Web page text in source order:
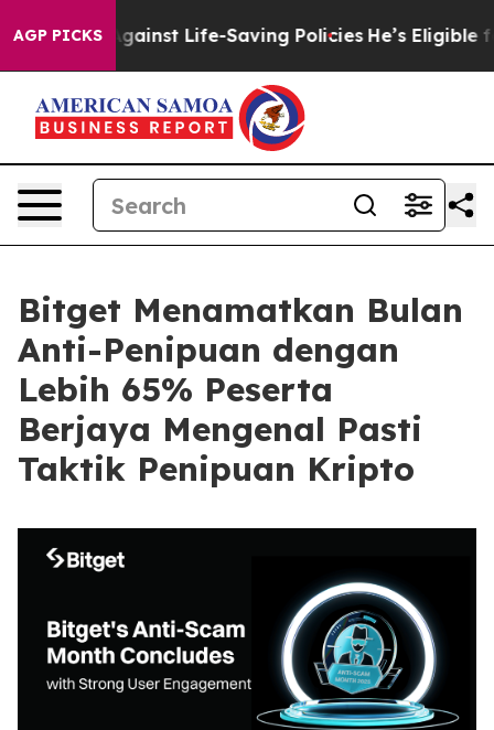
AGP PICKS
Against Life-Saving Policies He’s Eligible for Up
Bitget Menamatkan Bulan
Anti-Penipuan dengan
Lebih 65% Peserta
Berjaya Mengenal Pasti
Taktik Penipuan Kripto